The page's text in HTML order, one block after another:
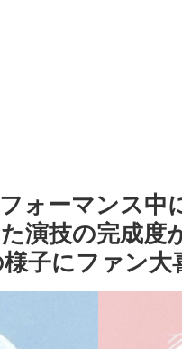
ォーマンス中
演技の完成
子にファン大